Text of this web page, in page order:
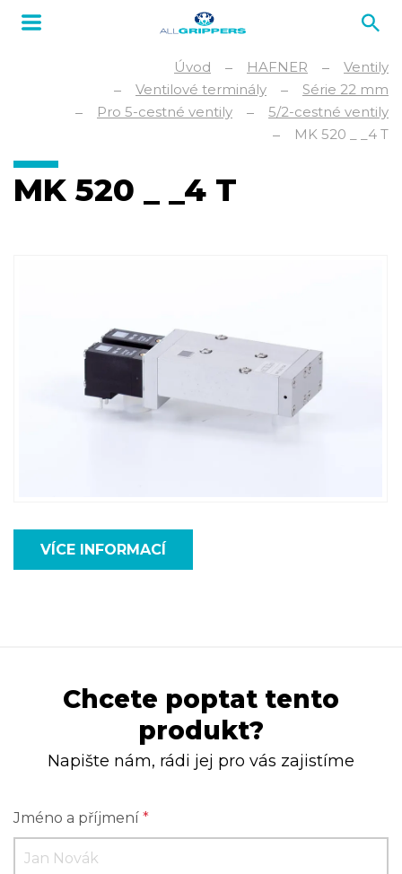
Úvod HAFNER
Ventily
Ventilové terminály
Série 22 mm
Pro 5-cestné ventily
5/2-cestné ventily
MK 520 _ _4 T
MK 520 _ _4 T
VÍCE INFORMACÍ
Chcete poptat tento
produkt?
Napište nám, rádi jej pro vás zajistíme
Jméno a příjmení *